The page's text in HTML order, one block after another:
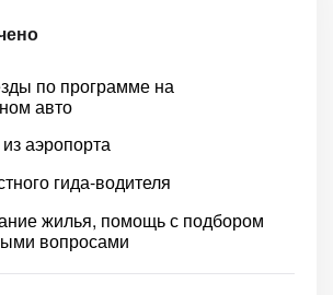
по программе на
авто
аэропорта
гида-водителя
жилья, помощь с подбором
вопросами